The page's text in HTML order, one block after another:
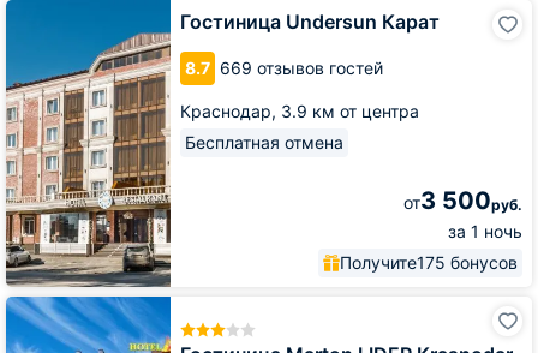
Гостиница Undersun Карат
8.7 669 отзывов гостей
Краснодар, 3.9 км от центра
Бесплатная отмена
от3 500руб.
за 1 ночь
Получите175 бонусов
Гостиница
Гостиница
Marton
LIDER